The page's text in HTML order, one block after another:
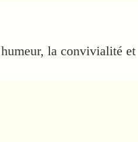
la convivialité et